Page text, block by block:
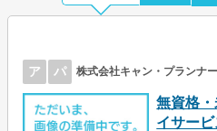
ア パ 株式会社キャン・プランナー
無資格
イサー